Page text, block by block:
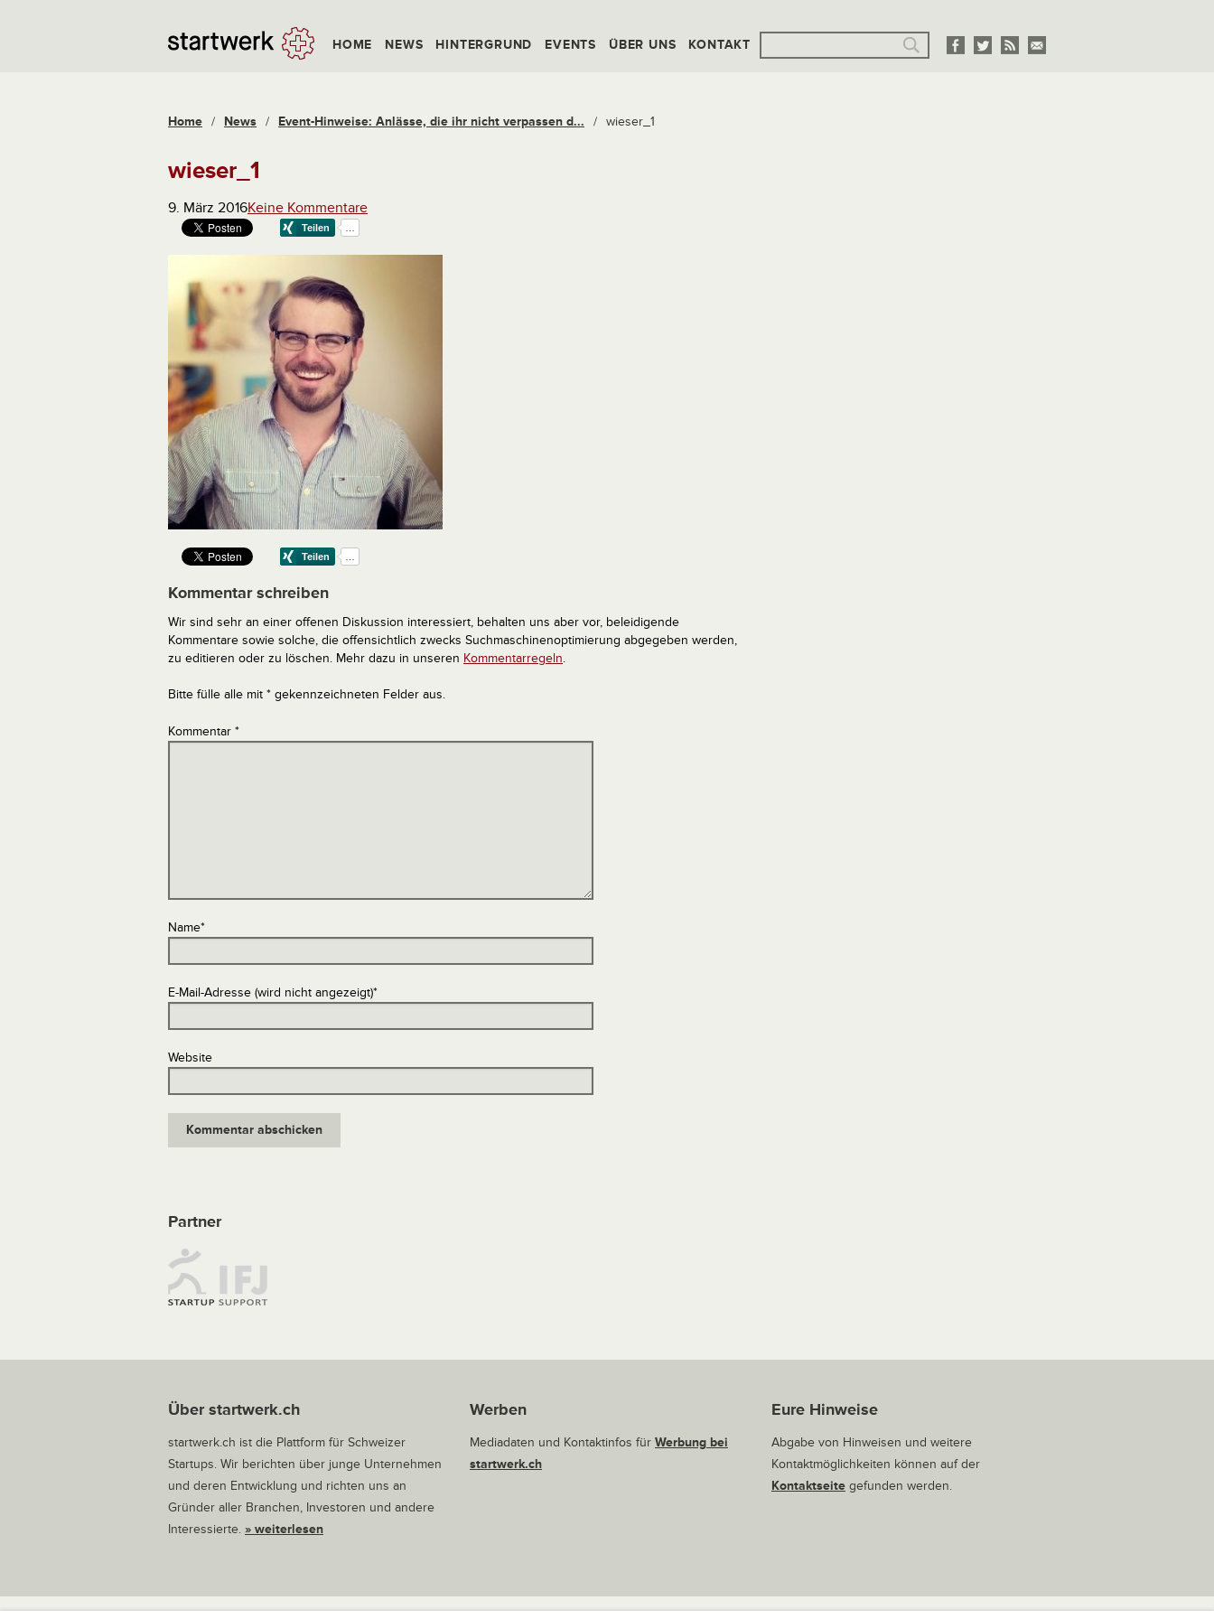
HOME NEWS HINTERGRUND EVENTS ÜBER UNS KONTAKT
Home / News / Event-Hinweise: Anlässe, die ihr nicht verpassen d... / wieser_1
wieser_1
9. März 2016Keine Kommentare
Kommentar schreiben
Wir sind sehr an einer offenen Diskussion interessiert, behalten uns aber vor, beleidigende
Kommentare sowie solche, die offensichtlich zwecks Suchmaschinenoptimierung abgegeben werden,
zu editieren oder zu löschen. Mehr dazu in unseren Kommentarregeln.
Bitte fülle alle mit * gekennzeichneten Felder aus.
Kommentar *
Name*
E-Mail-Adresse (wird nicht angezeigt)*
Website
Partner
Über startwerk.ch
startwerk.ch ist die Plattform für Schweizer
Startups. Wir berichten über junge Unternehmen
und deren Entwicklung und richten uns an
Gründer aller Branchen, Investoren und andere
Interessierte. » weiterlesen
Werben
Mediadaten und Kontaktinfos für Werbung bei
startwerk.ch
Eure Hinweise
Abgabe von Hinweisen und weitere
Kontaktmöglichkeiten können auf der
Kontaktseitegefunden werden.